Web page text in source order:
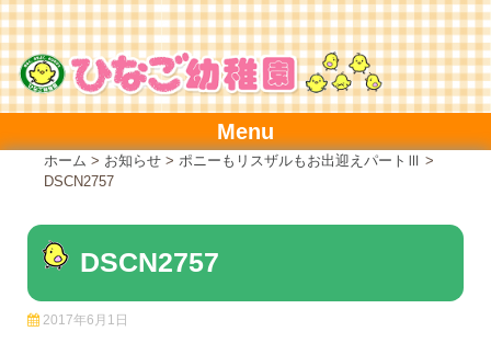
Skip
to
content
Menu
ホーム > お知らせ > ポニーもリスザルもお出迎えパートⅢ >
DSCN2757
DSCN2757
2017年6月1日